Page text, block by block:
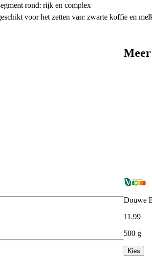
rond: rijk en complex
voor het zetten van: zwarte koffie en
Douwe
11 .99
500 g
Kies